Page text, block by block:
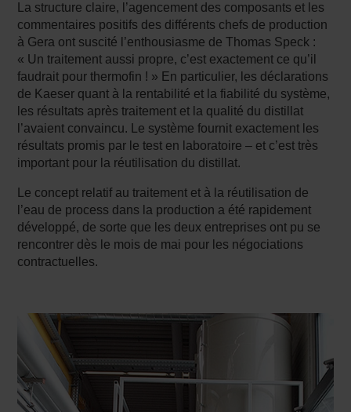
La structure claire, l’agencement des composants et les
commentaires positifs des différents chefs de production
à Gera ont suscité l’enthousiasme de Thomas Speck :
« Un traitement aussi propre, c’est exactement ce qu’il
faudrait pour thermofin ! » En particulier, les déclarations
de Kaeser quant à la rentabilité et la fiabilité du système,
les résultats après traitement et la qualité du distillat
l’avaient convaincu. Le système fournit exactement les
résultats promis par le test en laboratoire – et c’est très
important pour la réutilisation du distillat.
Le concept relatif au traitement et à la réutilisation de
l’eau de process dans la production a été rapidement
développé, de sorte que les deux entreprises ont pu se
rencontrer dès le mois de mai pour les négociations
contractuelles.